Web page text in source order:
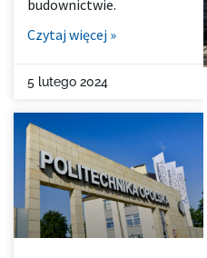
budownictwie.
Czytaj więcej »
5 lutego 2024